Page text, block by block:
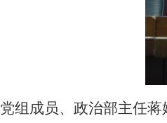
党组成员、政治部主任